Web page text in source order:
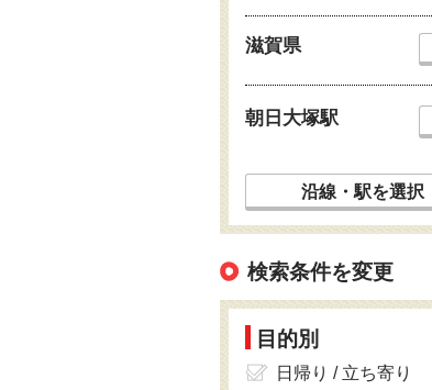
滋賀県
朝日大塚駅
沿線・駅を選択
検索条件を変更
目的別
日帰り / 立ち寄り